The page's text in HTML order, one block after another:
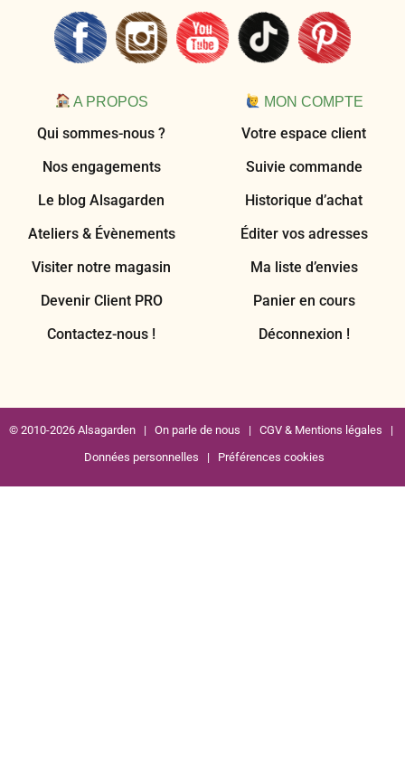
A PROPOS
Qui sommes-nous ?
Nos engagements
Le blog Alsagarden
Ateliers & Évènements
Visiter notre magasin
Devenir Client PRO
Contactez-nous !
MON COMPTE
Votre espace client
Suivie commande
Historique d’achat
Éditer vos adresses
Ma liste d’envies
Panier en cours
Déconnexion !
© 2010-2026 Alsagarden | On parle de nous | CGV & Mentions légales |
Données personnelles | Préférences cookies